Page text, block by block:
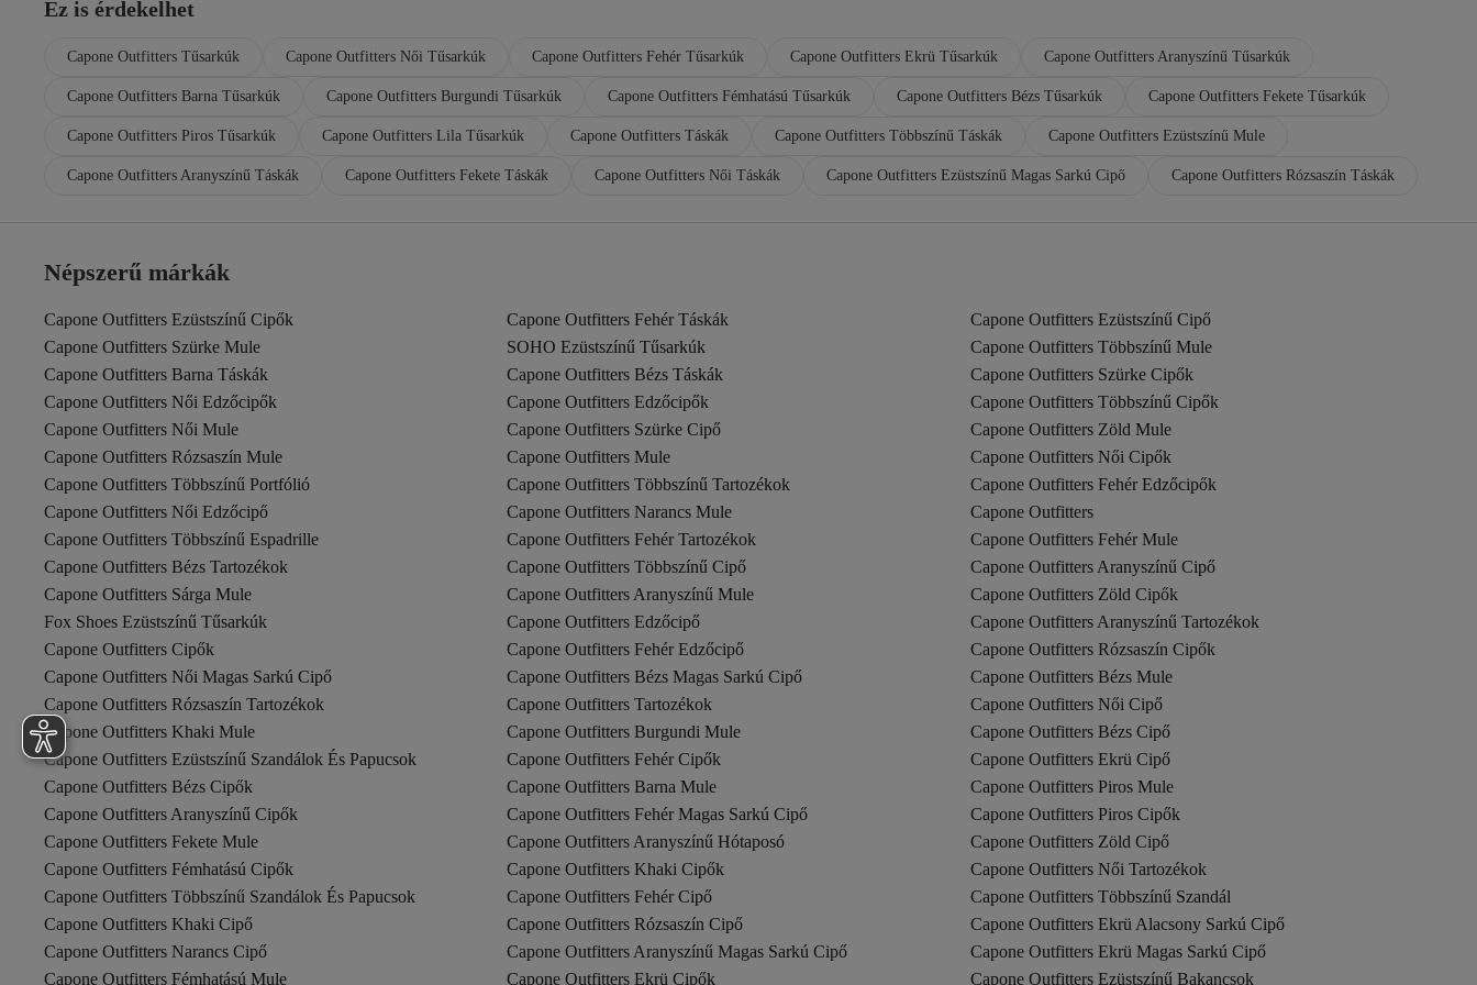
Ez is érdekelhet
Capone Outfitters Tűsarkúk Capone Outfitters Női Tűsarkúk Capone Outfitters Fehér Tűsarkúk Capone Outfitters Ekrü Tűsarkúk Capone Outfitters Aranyszínű Tűsarkúk
Capone Outfitters Barna Tűsarkúk Capone Outfitters Burgundi Tűsarkúk Capone Outfitters Fémhatású Tűsarkúk Capone Outfitters Bézs Tűsarkúk Capone Outfitters Fekete Tűsarkúk
Capone Outfitters Piros Tűsarkúk Capone Outfitters Lila Tűsarkúk Capone Outfitters Táskák Capone Outfitters Többszínű Táskák Capone Outfitters Ezüstszínű Mule
Capone Outfitters Aranyszínű Táskák Capone Outfitters Fekete Táskák Capone Outfitters Női Táskák Capone Outfitters Ezüstszínű Magas Sarkú Cipő Capone Outfitters Rózsaszín Táskák
Népszerű márkák
Capone Outfitters Ezüstszínű Cipők Capone Outfitters Fehér Táskák
Capone Outfitters Ezüstszínű Cipő
Capone Outfitters Szürke Mule
SOHO Ezüstszínű Tűsarkúk
Capone Outfitters Többszínű Mule
Capone Outfitters Barna Táskák
Capone Outfitters Bézs Táskák
Capone Outfitters Szürke Cipők
Capone Outfitters Női Edzőcipők
Capone Outfitters Edzőcipők
Capone Outfitters Többszínű Cipők
Capone Outfitters Női Mule
Capone Outfitters Szürke Cipő
Capone Outfitters Zöld Mule
Capone Outfitters Rózsaszín Mule
Capone Outfitters Mule
Capone Outfitters Női Cipők
Capone Outfitters Többszínű Portfólió
Capone Outfitters Többszínű Tartozékok
Capone Outfitters Fehér Edzőcipők
Capone Outfitters Női Edzőcipő
Capone Outfitters Narancs Mule
Capone Outfitters
Capone Outfitters Többszínű Espadrille
Capone Outfitters Fehér Tartozékok
Capone Outfitters Fehér Mule
Capone Outfitters Bézs Tartozékok
Capone Outfitters Többszínű Cipő
Capone Outfitters Aranyszínű Cipő
Capone Outfitters Sárga Mule
Capone Outfitters Aranyszínű Mule
Capone Outfitters Zöld Cipők
Fox Shoes Ezüstszínű Tűsarkúk
Capone Outfitters Edzőcipő
Capone Outfitters Aranyszínű Tartozékok
Capone Outfitters Cipők
Capone Outfitters Fehér Edzőcipő
Capone Outfitters Rózsaszín Cipők
Capone Outfitters Női Magas Sarkú Cipő
Capone Outfitters Bézs Magas Sarkú Cipő
Capone Outfitters Bézs Mule
Capone Outfitters Rózsaszín Tartozékok
Capone Outfitters Tartozékok
Capone Outfitters Női Cipő
Capone Outfitters Khaki Mule
Capone Outfitters Burgundi Mule
Capone Outfitters Bézs Cipő
Capone Outfitters Ezüstszínű Szandálok És Papucsok
Capone Outfitters Fehér Cipők
Capone Outfitters Ekrü Cipő
Capone Outfitters Bézs Cipők
Capone Outfitters Barna Mule
Capone Outfitters Piros Mule
Capone Outfitters Aranyszínű Cipők
Capone Outfitters Fehér Magas Sarkú Cipő
Capone Outfitters Piros Cipők
Capone Outfitters Fekete Mule
Capone Outfitters Aranyszínű Hótaposó
Capone Outfitters Zöld Cipő
Capone Outfitters Fémhatású Cipők
Capone Outfitters Khaki Cipők
Capone Outfitters Női Tartozékok
Capone Outfitters Többszínű Szandálok És Papucsok
Capone Outfitters Fehér Cipő
Capone Outfitters Többszínű Szandál
Capone Outfitters Khaki Cipő
Capone Outfitters Rózsaszín Cipő
Capone Outfitters Ekrü Alacsony Sarkú Cipő
Capone Outfitters Narancs Cipő
Capone Outfitters Aranyszínű Magas Sarkú Cipő
Capone Outfitters Ekrü Magas Sarkú Cipő
Capone Outfitters Fémhatású Mule
Capone Outfitters Ekrü Cipők Capone Outfitters Ezüstszínű Bakancsok